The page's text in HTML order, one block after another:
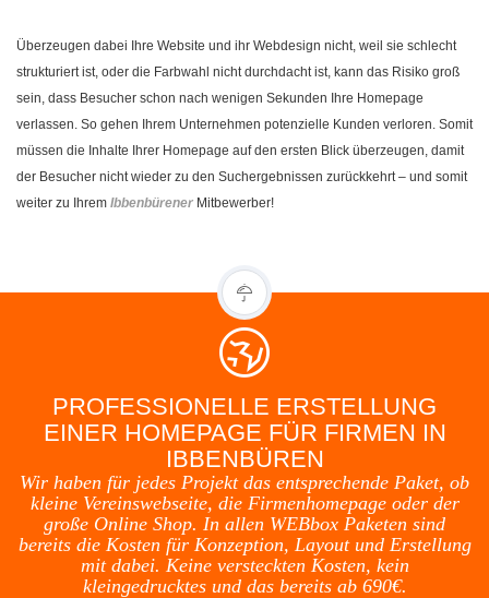
Überzeugen dabei Ihre Website und ihr Webdesign nicht, weil sie schlecht
strukturiert ist, oder die Farbwahl nicht durchdacht ist, kann das Risiko groß
sein, dass Besucher schon nach wenigen Sekunden Ihre Homepage
verlassen. So gehen Ihrem Unternehmen potenzielle Kunden verloren. Somit
müssen die Inhalte Ihrer Homepage auf den ersten Blick überzeugen, damit
der Besucher nicht wieder zu den Suchergebnissen zurückkehrt – und somit
weiter zu Ihrem Ibbenbürener Mitbewerber!
PROFESSIONELLE ERSTELLUNG
EINER HOMEPAGE FÜR FIRMEN IN
IBBENBÜREN
Wir haben für jedes Projekt das entsprechende Paket, ob
kleine Vereinswebseite, die Firmenhomepage oder der
große Online Shop. In allen WEBbox Paketen sind
bereits die Kosten für Konzeption, Layout und Erstellung
mit dabei. Keine versteckten Kosten, kein
kleingedrucktes und das bereits ab 690€.